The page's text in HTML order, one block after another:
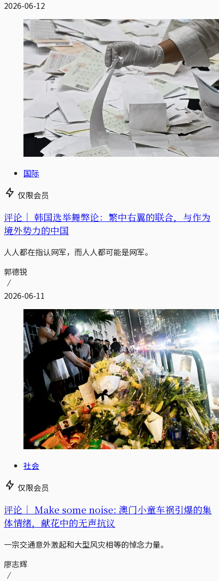
2026-06-12
国际
仅限会员
评论｜ 韩国选举舞弊论：繁中右翼的联合，与作为
境外势力的中国
人人都在指认网军，而人人都可能是网军。
郭德锐
2026-06-11
社会
仅限会员
评论｜ Make some noise: 澳门小童车祸引爆的集
体情绪，献花中的无声抗议
一宗交通意外激起和大型风灾相等的悼念力量。
廖志辉